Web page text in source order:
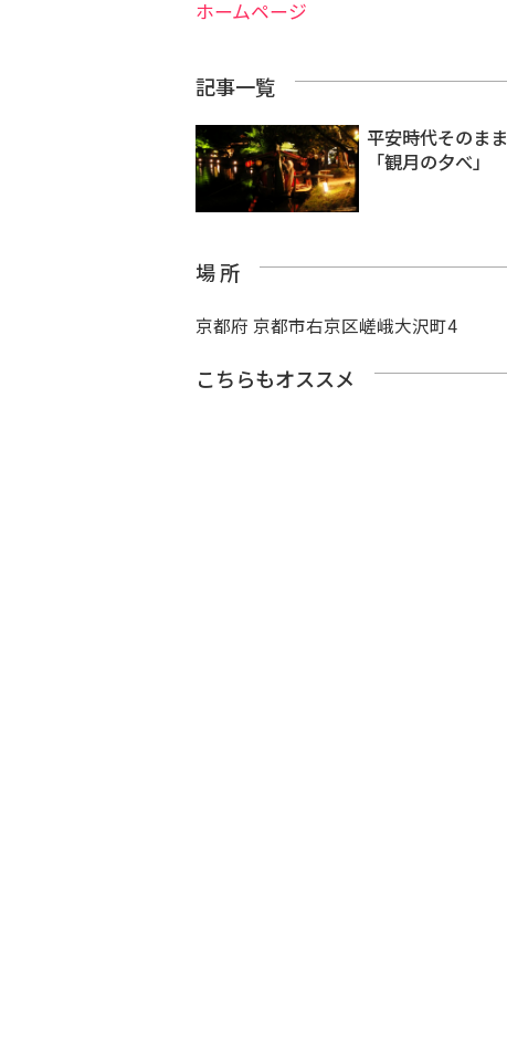
ホームページ
記事一覧
平安時代そのま
「観月の夕べ」
場 所
京都府 京都市右京区嵯峨大沢町4
こちらもオススメ